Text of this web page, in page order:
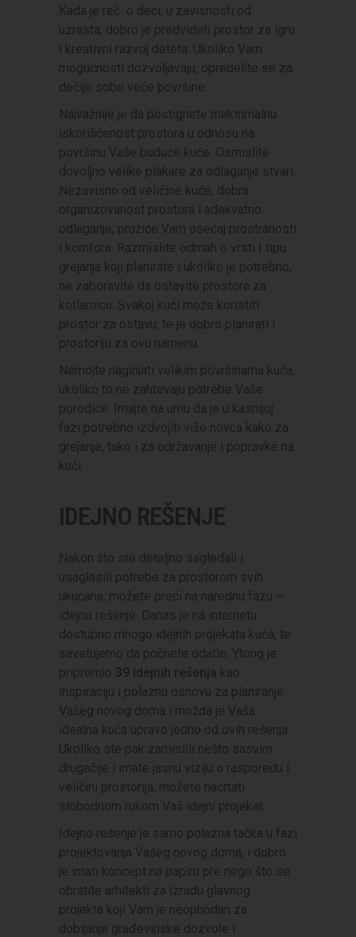
Kada je reč o deci, u zavisnosti od
uzrasta, dobro je predvideti prostor za igru
i kreativni razvoj deteta. Ukoliko Vam
mogućnosti dozvoljavaju, opredelite se za
dečije sobe veće površine.
Najvažnije je da postignete maksimalnu
iskorišćenost prostora u odnosu na
površinu Vaše buduće kuće. Osmislite
dovoljno velike plakare za odlaganje stvari.
Nezavisno od veličine kuće, dobra
organizovanost prostora i adekvatno
odlaganje, pružiće Vam osećaj prostranosti
i komfora. Razmislite odmah o vrsti I tipu
grejanja koji planirate i ukoliko je potrebno,
ne zaboravite da ostavite prostora za
kotlarnicu. Svakoj kući može koristiti
prostor za ostavu, te je dobro planirati i
prostoriju za ovu namenu.
Nemojte naginjati velikim površinama kuća,
ukoliko to ne zahtevaju potrebe Vaše
porodice. Imajte na umu da je u kasnijoj
fazi potrebno izdvojiti više novca kako za
grejanje, tako i za održavanje i popravke na
kući.
IDEJNO REŠENJE
Nakon što ste detaljno sagledali i
usaglasili potrebe za prostorom svih
ukućana, možete preći na narednu fazu –
idejno rešenje. Danas je na internetu
dostupno mnogo idejnih projekata kuća, te
savetujemo da počnete odatle. Ytong je
pripremio 39 idejnih rešenja kao
inspiraciju i polaznu osnovu za planiranje
Vašeg novog doma i možda je Vaša
idealna kuća upravo jedno od ovih rešenja.
Ukoliko ste pak zamislili nešto sasvim
drugačije i imate jasnu viziju o rasporedu i
veličini prostorija, možete nacrtati
slobodnom rukom Vaš idejni projekat.
Idejno rešenje je samo polazna tačka u fazi
projektovanja Vašeg novog doma, i dobro
je imati koncept na papiru pre nego što se
obratite arhitekti za izradu glavnog
projekta koji Vam je neophodan za
dobijanje građevinske dozvole i